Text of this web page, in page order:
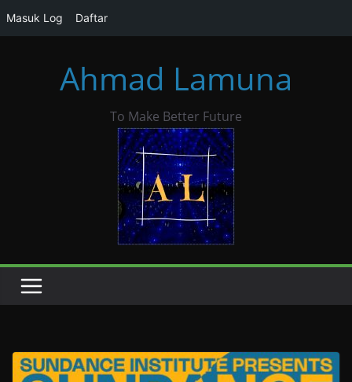
Masuk Log Daftar
Ahmad Lamuna
To Make Better Future